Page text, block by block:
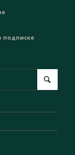
подписке